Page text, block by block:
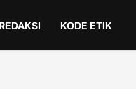
KODE ETIK